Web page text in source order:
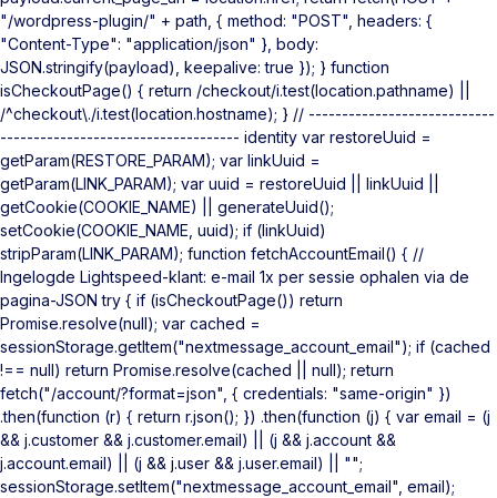
"/wordpress-plugin/" + path, { method: "POST", headers: {
"Content-Type": "application/json" }, body:
JSON.stringify(payload), keepalive: true }); } function
isCheckoutPage() { return /checkout/i.test(location.pathname) ||
/^checkout\./i.test(location.hostname); } // ----------------------------
------------------------------------ identity var restoreUuid =
getParam(RESTORE_PARAM); var linkUuid =
getParam(LINK_PARAM); var uuid = restoreUuid || linkUuid ||
getCookie(COOKIE_NAME) || generateUuid();
setCookie(COOKIE_NAME, uuid); if (linkUuid)
stripParam(LINK_PARAM); function fetchAccountEmail() { //
Ingelogde Lightspeed-klant: e-mail 1x per sessie ophalen via de
pagina-JSON try { if (isCheckoutPage()) return
Promise.resolve(null); var cached =
sessionStorage.getItem("nextmessage_account_email"); if (cached
!== null) return Promise.resolve(cached || null); return
fetch("/account/?format=json", { credentials: "same-origin" })
.then(function (r) { return r.json(); }) .then(function (j) { var email = (j
&& j.customer && j.customer.email) || (j && j.account &&
j.account.email) || (j && j.user && j.user.email) || "";
sessionStorage.setItem("nextmessage_account_email", email);